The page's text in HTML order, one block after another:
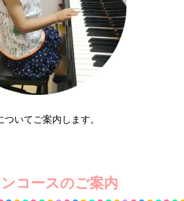
いてご案内します。
コースのご案内